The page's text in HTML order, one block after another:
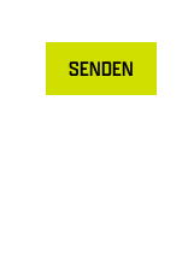
SENDEN